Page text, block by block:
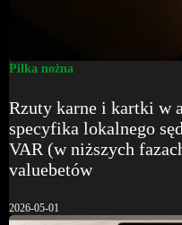
Piłka nożna
Rzuty karne i kartki w
specyfika lokalnego
VAR (w niższych
valuebetów
2026-05-01